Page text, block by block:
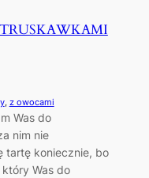
, z owocami
Was do
nim nie
tartę koniecznie, bo
Was do